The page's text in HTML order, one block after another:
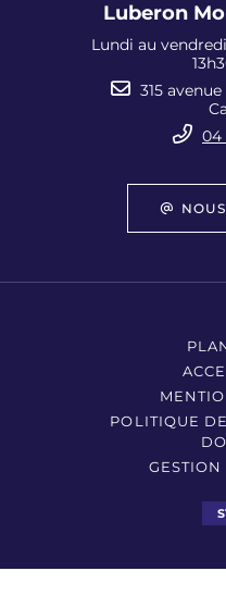
Luberon
Lundi au
315
04
POLITIQUE
GESTION